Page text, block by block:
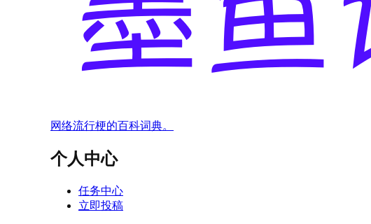
网络流行梗的百科词典。
个人中心
任务中心
立即投稿